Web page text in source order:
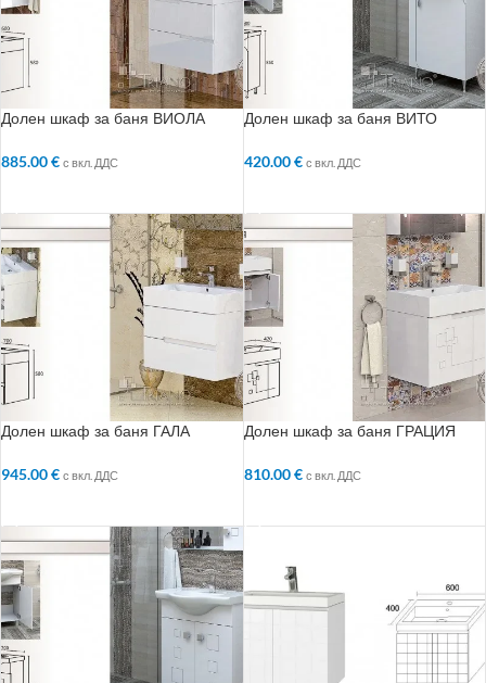
Долен шкаф за баня ВИОЛА
885.00€ с вкл. ДДС
Долен шкаф за баня ВИТО
420.00€ с вкл. ДДС
Долен шкаф за баня ГАЛА
945.00€ с вкл. ДДС
Долен шкаф за баня ГРАЦИЯ
810.00€ с вкл. ДДС